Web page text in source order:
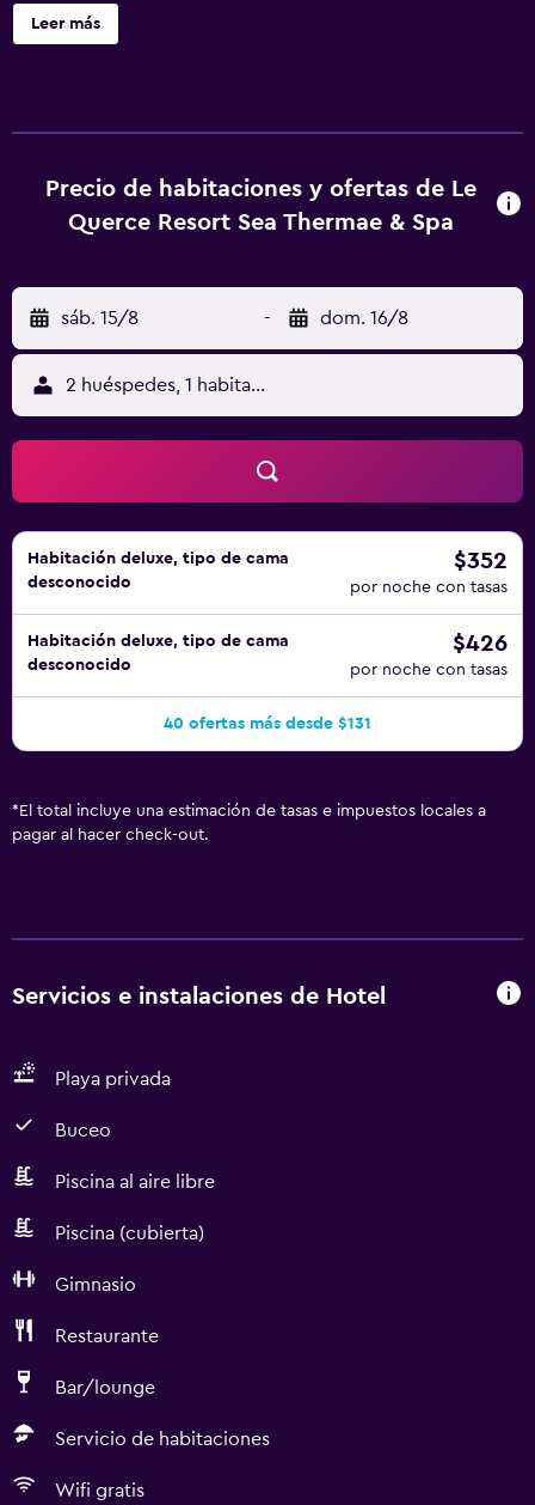
una televisión de pantalla plana con canales digitales. Los
baños están equipados con ducha, zapatillas, bidé y
pelo y cortinas opacas. Se ofrece servicio de descubierta
nocturno y servicio de limpieza todos los días. Es posible
libre y gimnasio. Se pueden practicar las actividades de
ocio y esparcimiento que se indican más abajo en las
instalaciones o cerca del alojamiento (es posible que se
aplique un recargo).
Leer más
Precio de habitaciones y ofertas de Le
Querce Resort Sea Thermae & Spa
sáb. 15/8 - dom. 16/8
2 huéspedes, 1 habitación
Habitación deluxe, tipo de cama
desconocido
$352
por noche con tasas
Habitación deluxe, tipo de cama
desconocido
$426
por noche con tasas
40 ofertas más desde $131
* El total incluye una estimación de tasas e impuestos locales a
pagar al hacer check-out.
Servicios e instalaciones de Hotel
Playa privada
Buceo
Piscina al aire libre
Piscina (cubierta)
Gimnasio
Restaurante
Bar/lounge
Servicio de habitaciones
Wifi gratis